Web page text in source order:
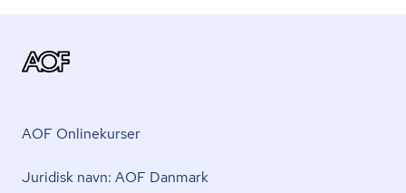
AOF Onlinekurser
Juridisk navn: AOF Danmark